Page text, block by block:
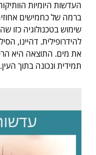
העדשות היומיות
ברמה של כחמישים
שימוש בטכנולוגיה כזו
להידרופילית. דהיינו,
את מים. התוצאה היא
תמידית ונכונה בתוך העין.